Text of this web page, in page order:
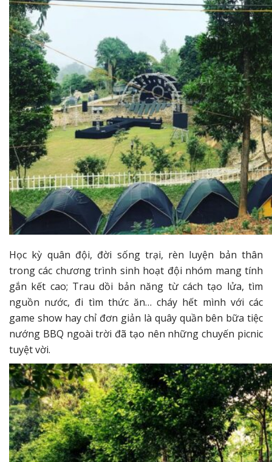
Học kỳ quân đội, đời sống trại, rèn luyện bản thân
trong các chương trình sinh hoạt đội nhóm mang tính
gắn kết cao; Trau dồi bản năng từ cách tạo lửa, tìm
nguồn nước, đi tìm thức ăn… cháy hết mình với các
game show hay chỉ đơn giản là quây quần bên bữa tiệc
nướng BBQ ngoài trời đã tạo nên những chuyến picnic
tuyệt vời.